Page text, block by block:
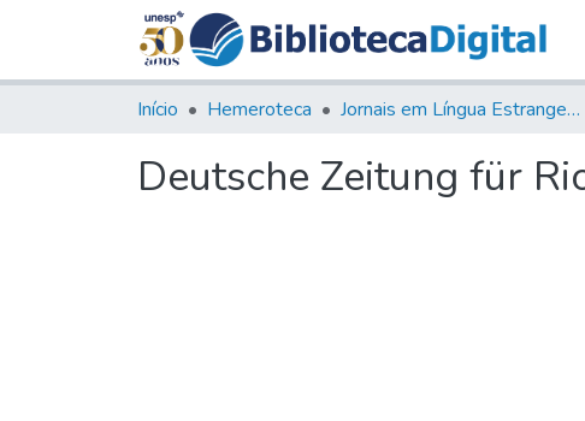
Início Hemeroteca Jornais em Língua Estrangeira
Deutsche Zeitung für